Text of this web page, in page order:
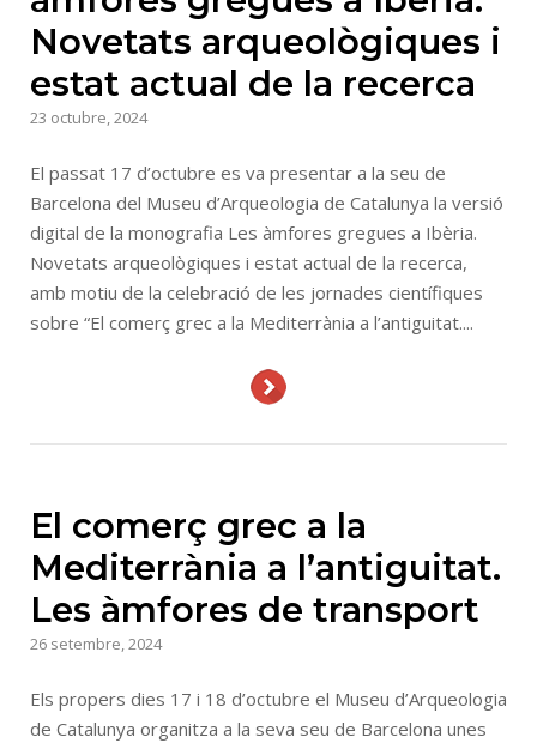
Novetats arqueològiques i
estat actual de la recerca
23 octubre, 2024
El passat 17 d’octubre es va presentar a la seu de
Barcelona del Museu d’Arqueologia de Catalunya la versió
digital de la monografia Les àmfores gregues a Ibèria.
Novetats arqueològiques i estat actual de la recerca,
amb motiu de la celebració de les jornades científiques
sobre “El comerç grec a la Mediterrània a l’antiguitat....
El comerç grec a la
Mediterrània a l’antiguitat.
Les àmfores de transport
26 setembre, 2024
Els propers dies 17 i 18 d’octubre el Museu d’Arqueologia
de Catalunya organitza a la seva seu de Barcelona unes